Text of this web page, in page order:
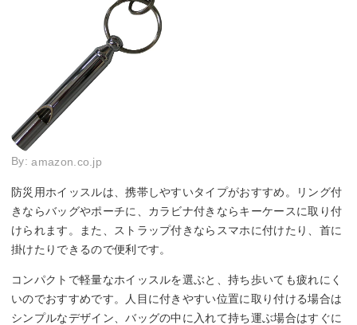
By:amazon.co.jp
防災用ホイッスルは、携帯しやすいタイプがおすすめ。リング付
きならバッグやポーチに、カラビナ付きならキーケースに取り付
けられます。また、ストラップ付きならスマホに付けたり、首に
掛けたりできるので便利です。
コンパクトで軽量なホイッスルを選ぶと、持ち歩いても疲れにく
いのでおすすめです。人目に付きやすい位置に取り付ける場合は
シンプルなデザイン、バッグの中に入れて持ち運ぶ場合はすぐに